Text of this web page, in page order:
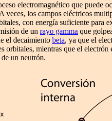
electromagnético que puede
veces, los campos eléctricos
con energía suficiente para
de un rayo gamma que
el decaimiento beta, ya que el
orbitales, mientras que el electrón
un neutrón.